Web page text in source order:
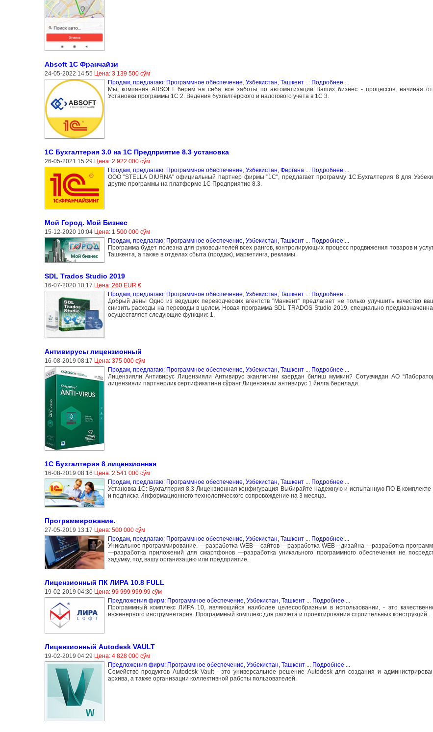
Absoft 1C Франчайзи
24-05-2022 14:55 Цена: 3 139 500 сўм
Продам, предлагаю: Программное обеспечение, Узбекистан, Ташкент... Подробнее ...
Мы, компания ABSOFT берем на себя все заботы по автоматизации Ваших бизнес - процессов, начиная
Установка программы 1С 2. Ведения бухгалтерского и налогового учета в 1С 3.
1С Бухгалтерия 3.0 на 1С Предприятие 8.3 установка
26-05-2021 15:29 Цена: 2 922 000 сўм
Продам, предлагаю: Программное обеспечение, Узбекистан, Фергана... Подробнее ...
ООО "STELLA DIURNA" официальный партнер фирмы "1С", предлагает программу 1С:Бухгалтерия 8 для
другие программы на платформе 1С Предприятие 8.3.
Мой Город. Мой Бизнес
15-12-2020 10:04 Цена: 1 500 000 сўм
Продам, предлагаю: Программное обеспечение Узбекистан, Ташкент... Подробнее
Программа будет полезна для руководителей всех рангов, контролирующих процесс продвижения товаров и
Ташкента, а также в отделах сбыта (продаж), маркетинга, рекламы.
SDL Trados Studio 2019
16-07-2020 10:17 Цена: 260 EUR €
Продам, предлагаю: Программное обеспечение Узбекистан, Ташкент... Подробнее
Добрый день! Одно из ведущих переводческих агентств "Манкент" предлагает не только улучшить качество
снизить расходы на переводы в целом. Новая программа SDL TRADOS Studio 2019, специально
осуществляет следующие функции: 1.
Антивирусы лицензионный
16-08-2019 08:17 Цена: 375 000 сўм
Продам, предлагаю: Программное обеспечение Узбекистан, Ташкент... Подробнее
Лицензияли Антивирус Лицензияли Антивирус эканлигини каердан билиш мумкин? Сотувчидан АО
лицензияли партнерлик сертификатини сўранг Лицензияли антивирус 1 йилга берилади.
1С Бухгалтерия 8 лицензионная
16-08-2019 08:16 Цена: 2 541 000 сўм
Продам, предлагаю: Программное обеспечение, Узбекистан, Ташкент... Подробнее ...
Установка 1C: Бухгалтерия 8.3 Лицензионная конфигурация Выбирайте надежную и испытанную ПО В комплекте
и подписка Информационного технологического сопровождение на 3 месяца.
Программирование.
27-05-2019 13:17 Цена: 500 000 сўм
Продам, предлагаю: Программное обеспечение, Узбекистан, Ташкент... Подробнее ...
Уникальное программирование. —разработка WEB— сайтов —разработка WEB—дизайна —разработка
—разработка приложений для смартфонов —разработка уникального программного обеспечения не
задумку, под вашу организацию или предприятие.
Лицензионный ПК ЛИРА 10.8 FULL
19-02-2019 04:30 Цена: 99 999 999.99 сўм
Предложения фирм: Программное обеспечение, Узбекистан, Ташкент... Подробнее ...
Программный комплекс ЛИРА 10, являющийся наиболее целесообразным в использовании, - это
инженерного инструментария. Программный комплекс для расчета и проектирования строительных конструкций.
Лицензионный Autodesk VAULT
19-02-2019 04:29 Цена: 4 828 000 сўм
Предложения фирм: Программное обеспечение, Узбекистан, Ташкент... Подробнее ...
Cемейство продуктов Autodesk Vault - это универсальное решение Autodesk для создания и
архива, а также организации коллективной работы пользователей.